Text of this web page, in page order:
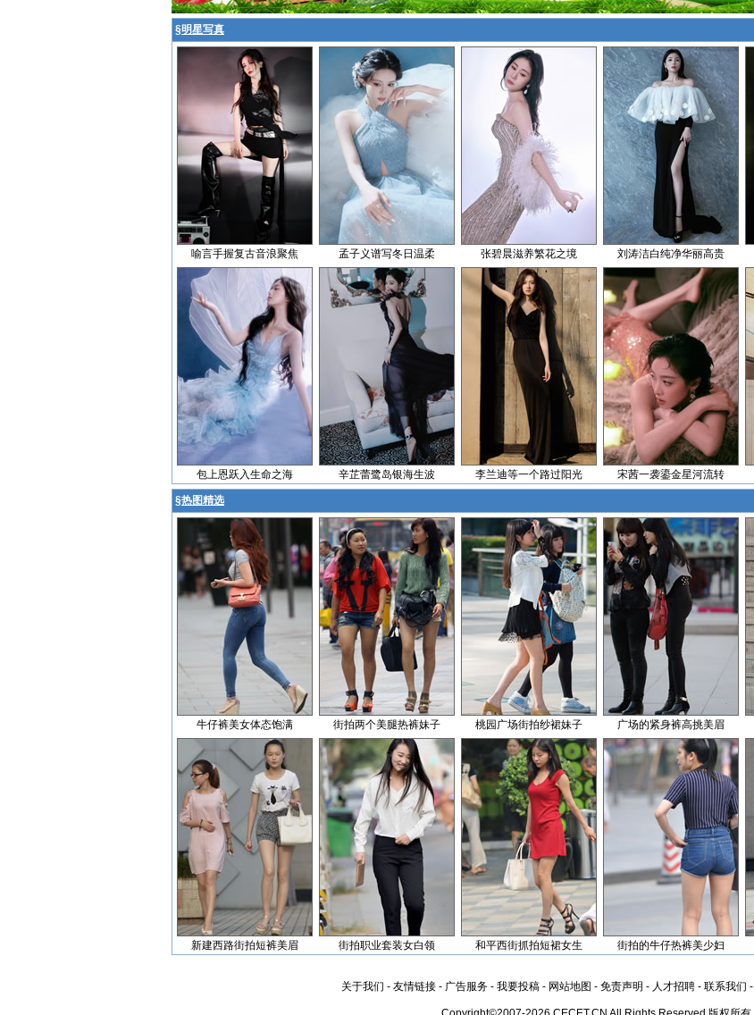
§明星写真
喻言手握复古音浪聚焦 孟子义谱写冬日温柔 张碧晨滋养繁花之境 刘涛洁白纯净华丽高贵
包上恩跃入生命之海 辛芷蕾鹭岛银海生波 李兰迪等一个路过阳光 宋茜一袭鎏金星河流转
§热图精选
牛仔裤美女体态饱满 街拍两个美腿热裤妹子 桃园广场街拍纱裙妹子 广场的紧身裤高挑美眉
新建西路街拍短裤美眉 街拍职业套装女白领 和平西街抓拍短裙女生 街拍的牛仔热裤美少妇
关于我们 - 友情链接 - 广告服务 - 我要投稿 - 网站地图 - 免责声明 - 人才招聘 - 联系我们 -